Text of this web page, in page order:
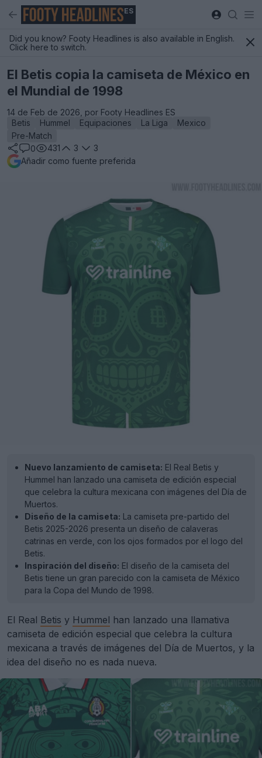
ES
Did you know? Footy Headlines is also available in English.
Click here to switch.
El Betis copia la camiseta de México en
el Mundial de 1998
14 de Feb de 2026, por Footy Headlines ES
Betis
Hummel Equipaciones La Liga
Mexico
Pre-Match
0
431 3
3
Añadir como fuente preferida
Nuevo lanzamiento de camiseta: El Real Betis y
Hummel han lanzado una camiseta de edición especial
que celebra la cultura mexicana con imágenes del Día de
Muertos.
Diseño de la camiseta: La camiseta pre-partido del
Betis 2025-2026 presenta un diseño de calaveras
catrinas en verde, con los ojos formados por el logo del
Betis.
Inspiración del diseño: El diseño de la camiseta del
Betis tiene un gran parecido con la camiseta de México
para la Copa del Mundo de 1998.
El Real Betis y Hummel han lanzado una llamativa
camiseta de edición especial que celebra la cultura
mexicana a través de imágenes del Día de Muertos, y la
idea del diseño no es nada nueva.